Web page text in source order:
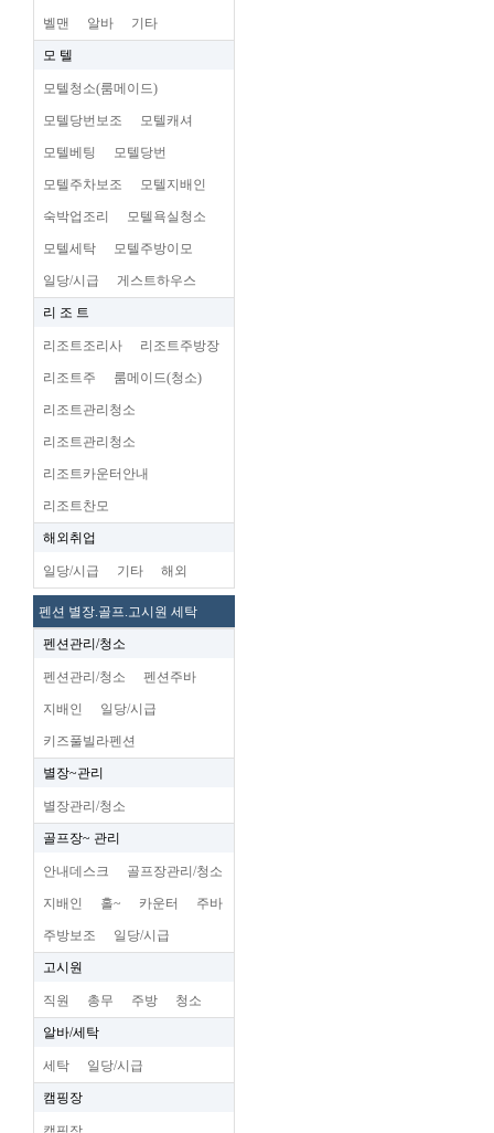
벨맨 알바 기타
모 텔
모텔청소(룸메이드)
모텔당번보조 모텔캐셔
모텔베팅 모텔당번
모텔주차보조 모텔지배인
숙박업조리 모텔욕실청소
모텔세탁 모텔주방이모
일당/시급 게스트하우스
리 조 트
리조트조리사 리조트주방장
리조트주 룸메이드(청소)
리조트관리청소
리조트관리청소
리조트카운터안내
리조트찬모
해외취업
일당/시급 기타 해외
펜션 별장.골프.고시원 세탁
펜션관리/청소
펜션관리/청소 펜션주바
지배인 일당/시급
키즈풀빌라펜션
별장~관리
별장관리/청소
골프장~ 관리
안내데스크 골프장관리/청소
지배인 홀~ 카운터 주바
주방보조 일당/시급
고시원
직원 총무 주방 청소
알바/세탁
세탁 일당/시급
캠핑장